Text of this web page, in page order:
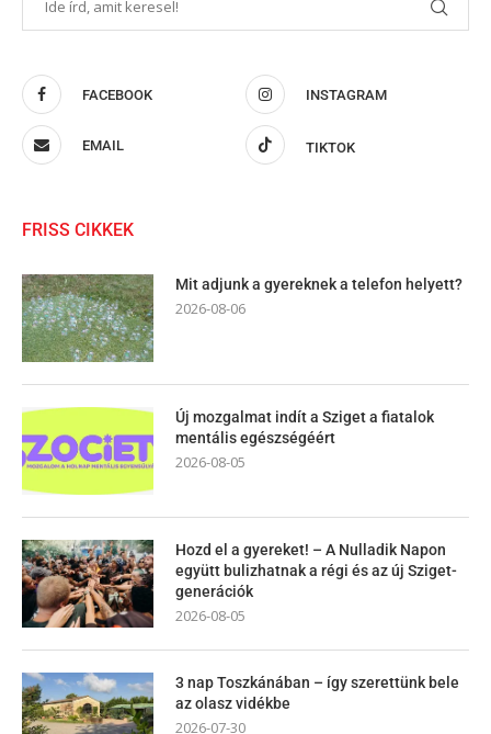
FACEBOOK INSTAGRAM
EMAIL TIKTOK
FRISS CIKKEK
Mit adjunk a gyereknek a telefon helyett?
2026-08-06
Új mozgalmat indít a Sziget a fiatalok
mentális egészségéért
2026-08-05
Hozd el a gyereket! – A Nulladik Napon
együtt bulizhatnak a régi és az új Sziget-
generációk
2026-08-05
3 nap Toszkánában – így szerettünk bele
az olasz vidékbe
2026-07-30